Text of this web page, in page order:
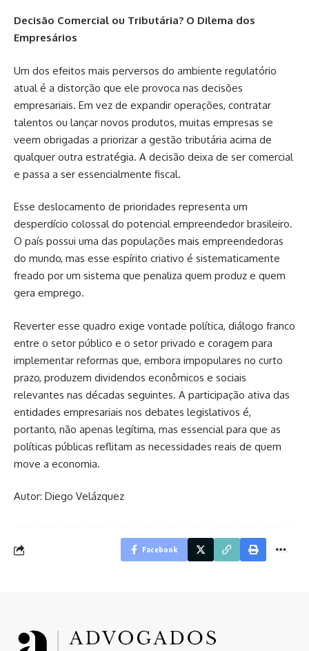
Decisão Comercial ou Tributária? O Dilema dos
Empresários
Um dos efeitos mais perversos do ambiente regulatório
atual é a distorção que ele provoca nas decisões
empresariais. Em vez de expandir operações, contratar
talentos ou lançar novos produtos, muitas empresas se
veem obrigadas a priorizar a gestão tributária acima de
qualquer outra estratégia. A decisão deixa de ser comercial
e passa a ser essencialmente fiscal.
Esse deslocamento de prioridades representa um
desperdício colossal do potencial empreendedor brasileiro.
O país possui uma das populações mais empreendedoras
do mundo, mas esse espírito criativo é sistematicamente
freado por um sistema que penaliza quem produz e quem
gera emprego.
Reverter esse quadro exige vontade política, diálogo franco
entre o setor público e o setor privado e coragem para
implementar reformas que, embora impopulares no curto
prazo, produzem dividendos econômicos e sociais
relevantes nas décadas seguintes. A participação ativa das
entidades empresariais nos debates legislativos é,
portanto, não apenas legítima, mas essencial para que as
políticas públicas reflitam as necessidades reais de quem
move a economia.
Autor: Diego Velázquez
Facebook